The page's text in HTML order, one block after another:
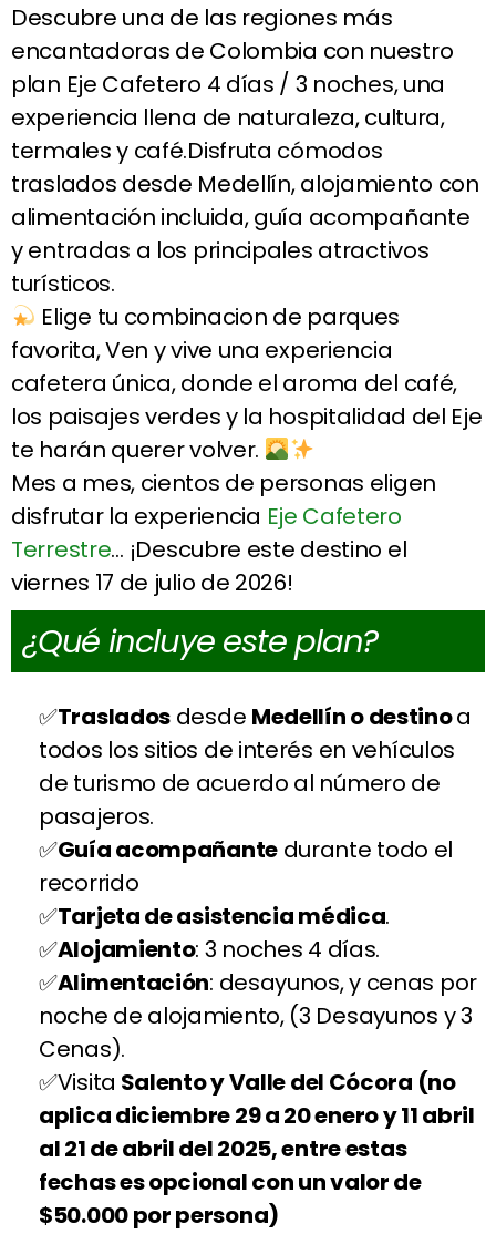
Descubre una de las regiones más
encantadoras de Colombia con nuestro
plan Eje Cafetero 4 días / 3 noches, una
experiencia llena de naturaleza, cultura,
termales y café.Disfruta cómodos
traslados desde Medellín, alojamiento con
alimentación incluida, guía acompañante
y entradas a los principales atractivos
turísticos.
Elige tu combinacion de parques
favorita, Ven y vive una experiencia
cafetera única, donde el aroma del café,
los paisajes verdes y la hospitalidad del Eje
te harán querer volver.
Mes a mes, cientos de personas eligen
disfrutar la experiencia Eje Cafetero
Terrestre… ¡Descubre este destino el
viernes 17 de julio de 2026!
¿Qué incluye este plan?
Traslados desde Medellín o destinoa
todos los sitios de interés en vehículos
de turismo de acuerdo al número de
pasajeros.
Guía acompañantedurante todo el
recorrido
Tarjeta de asistencia médica.
Alojamiento: 3 noches 4 días.
Alimentación: desayunos, y cenas por
noche de alojamiento, (3 Desayunos y 3
Cenas).
Visita Salento y Valle del Cócora (no
aplica diciembre 29 a 20 enero y 11 abril
al 21 de abril del 2025, entre estas
fechas es opcional con un valor de
$50.000 por persona)